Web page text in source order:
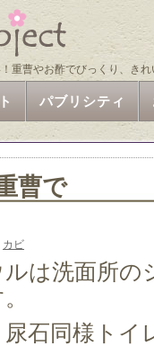
重曹やお酢でびっくり、きれ
パブリシティ
曹で
カビ
は洗面所の
石同様トイ